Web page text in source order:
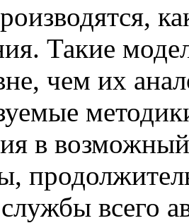
Такие
чем их
в
всего